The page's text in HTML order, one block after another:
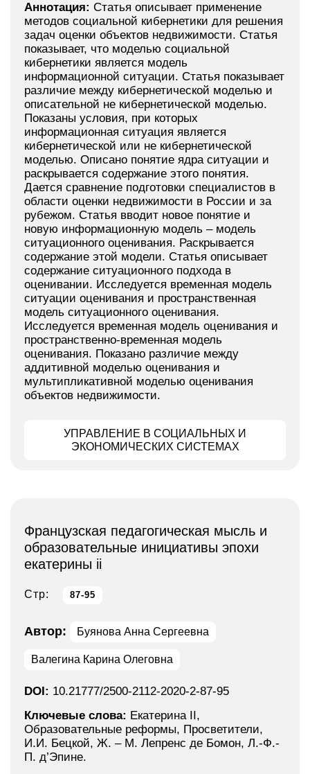
Аннотация: Статья описывает применение
методов социальной кибернетики для решения
задач оценки объектов недвижимости. Статья
показывает, что моделью социальной
кибернетики является модель
информационной ситуации. Статья показывает
различие между кибернетической моделью и
описательной не кибернетической моделью.
Показаны условия, при которых
информационная ситуация является
кибернетической или не кибернетической
моделью. Описано понятие ядра ситуации и
раскрывается содержание этого понятия.
Дается сравнение подготовки специалистов в
области оценки недвижимости в России и за
рубежом. Статья вводит новое понятие и
новую информационную модель – модель
ситуационного оценивания. Раскрывается
содержание этой модели. Статья описывает
содержание ситуационного подхода в
оценивании. Исследуется временная модель
ситуации оценивания и пространственная
модель ситуационного оценивания.
Исследуется временная модель оценивания и
пространственно-временная модель
оценивания. Показано различие между
аддитивной моделью оценивания и
мультипликативной моделью оценивания
объектов недвижимости.
УПРАВЛЕНИЕ В СОЦИАЛЬНЫХ И
ЭКОНОМИЧЕСКИХ СИСТЕМАХ
Французская педагогическая мысль и
образовательные инициативы эпохи
екатерины ii
Стр: 87-95
Автор: Буянова Анна Сергеевна
Валегина Карина Олеговна
DOI: 10.21777/2500-2112-2020-2-87-95
Ключевые слова: Екатерина II,
Образовательные реформы, Просветители,
И.И. Бецкой, Ж. – М. Лепренс де Бомон, Л.-Ф.-
П. д’Эпине.